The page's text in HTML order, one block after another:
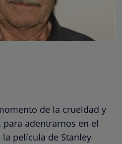
de la crueldad y
adentrarnos en el
película de Stanley